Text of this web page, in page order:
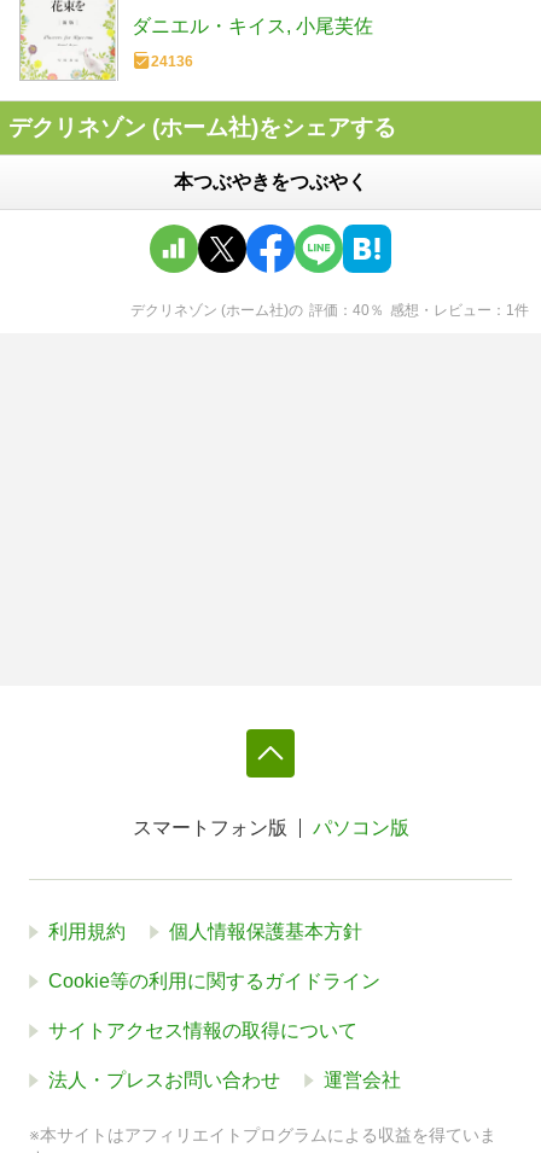
ダニエル・キイス 小尾芙佐
24136
デクリネゾン (ホーム社)をシェアする
本つぶやきをつぶやく
デクリネゾン (ホーム社)の 評価 40 ％ 感想・レビュー 1件
スマートフォン版 パソコン版
利用規約 個人情報保護基本方針
Cookie等の利用に関するガイドライン
サイトアクセス情報の取得について
法人・プレスお問い合わせ 運営会社
※本サイトはアフィリエイトプログラムによる収益を得ていま